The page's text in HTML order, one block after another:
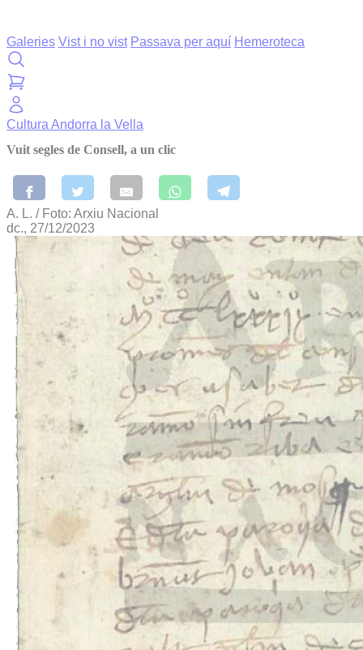
Galeries Vist i no vist Passava per aquí Hemeroteca
Cultura Andorra la Vella
Vuit segles de Consell, a un clic
A. L. / Foto: Arxiu Nacional
dc., 27/12/2023